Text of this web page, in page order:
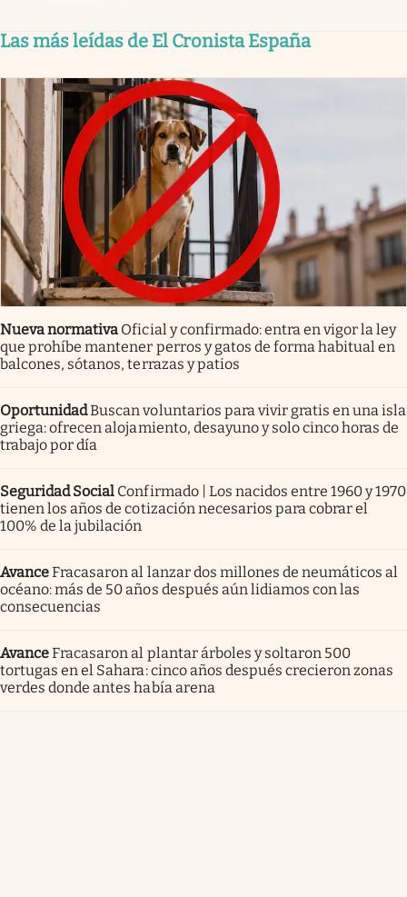
Las más leídas de El Cronista España
Nueva normativa Oficial y confirmado: entra en vigor la ley
que prohíbe mantener perros y gatos de forma habitual en
balcones, sótanos, terrazas y patios
OportunidadBuscan voluntarios para vivir gratis en una isla
griega: ofrecen alojamiento, desayuno y solo cinco horas de
trabajo por día
Seguridad Social Confirmado | Los nacidos entre 1960 y 1970
tienen los años de cotización necesarios para cobrar el
100% de la jubilación
AvanceFracasaron al lanzar dos millones de neumáticos al
océano: más de 50 años después aún lidiamos con las
consecuencias
AvanceFracasaron al plantar árboles y soltaron 500
tortugas en el Sahara: cinco años después crecieron zonas
verdes donde antes había arena